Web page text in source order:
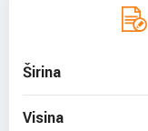
Širina
Visina